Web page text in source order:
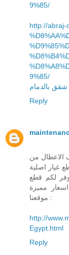
9%85/
http://abraj-
9%85/
بالدمام
Reply
الاعطال من
غيار اصلية
لكم قطع
مميزة
موقعنا :
http://
Egypt.html
Reply